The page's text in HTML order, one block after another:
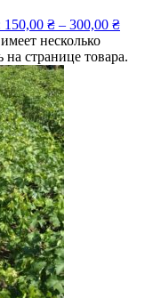
₴ – 300,00 ₴
несколько
странице товара.